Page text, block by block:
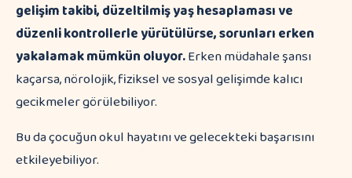
gelişim takibi, düzeltilmiş yaş hesaplaması ve
düzenli kontrollerle yürütülürse, sorunları erken
yakalamak mümkün oluyor.Erken müdahale şansı
kaçarsa, nörolojik, fiziksel ve sosyal gelişimde kalıcı
gecikmeler görülebiliyor.
Bu da çocuğun okul hayatını ve gelecekteki başarısını
etkileyebiliyor.